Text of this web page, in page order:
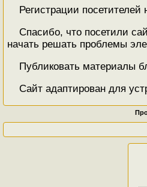
Регистрации посетителей
Спасибо, что посетили
начать решать проблемы
Публиковать материалы
Сайт адаптирован для